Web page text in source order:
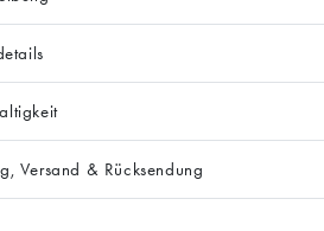
Versand & Rücksendung